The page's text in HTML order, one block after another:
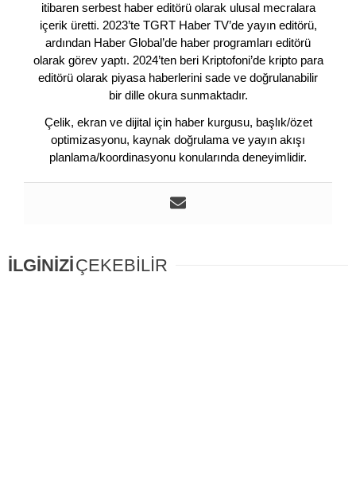
itibaren serbest haber editörü olarak ulusal mecralara
içerik üretti. 2023’te TGRT Haber TV’de yayın editörü,
ardından Haber Global’de haber programları editörü
olarak görev yaptı. 2024’ten beri Kriptofoni’de kripto para
editörü olarak piyasa haberlerini sade ve doğrulanabilir
bir dille okura sunmaktadır.
Çelik, ekran ve dijital için haber kurgusu, başlık/özet
optimizasyonu, kaynak doğrulama ve yayın akışı
planlama/koordinasyonu konularında deneyimlidir.
İLGİNİZİÇEKEBİLİR